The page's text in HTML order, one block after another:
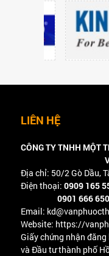
LIÊN HỆ
CÔNG TY TNHH MỘT
VẠN
Địa chỉ: 50/2 Gò Dầu,
Điện thoại: 0909 165
0901 666 650
Email:
Website: https://
Giấy chứng nhận
và Đầu tư thành phố